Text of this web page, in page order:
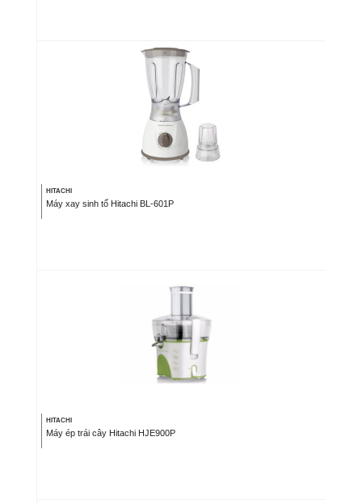
HITACHI
Máy xay sinh tố Hitachi BL-601P
HITACHI
Máy ép trái cây Hitachi HJE900P